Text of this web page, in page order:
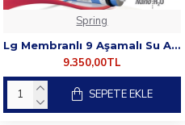
Spring
Lg Membranlı 9 Aşamalı Su Arıtma Cihazı -POMPALI
9.350,00TL
SEPETE EKLE